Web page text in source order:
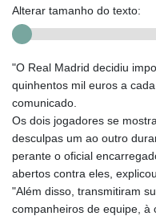
Alterar tamanho do texto:
"O Real Madrid decidiu
quinhentos mil euros a
comunicado.
Os dois jogadores se
desculpas um ao outro
perante o oficial
abertos contra eles,
"Além disso, transmitiram
companheiros de equipe, à